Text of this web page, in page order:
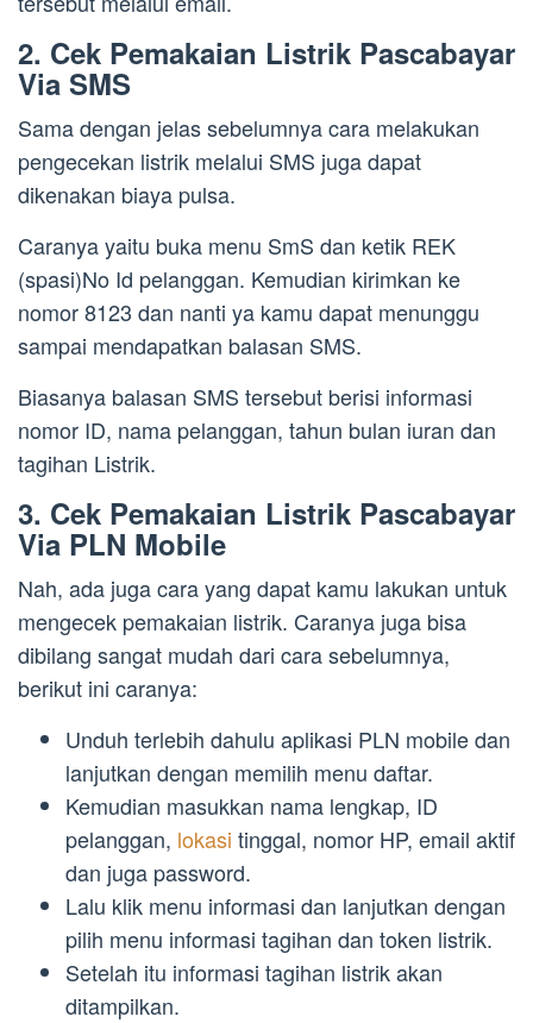
2. Cek Pemakaian Listrik Pascabayar
Via SMS
Sama dengan jelas sebelumnya cara melakukan
pengecekan listrik melalui SMS juga dapat
dikenakan biaya pulsa.
Caranya yaitu buka menu SmS dan ketik REK
(spasi)No Id pelanggan. Kemudian kirimkan ke
nomor 8123 dan nanti ya kamu dapat menunggu
sampai mendapatkan balasan SMS.
Biasanya balasan SMS tersebut berisi informasi
nomor ID, nama pelanggan, tahun bulan iuran dan
tagihan Listrik.
3. Cek Pemakaian Listrik Pascabayar
Via PLN Mobile
Nah, ada juga cara yang dapat kamu lakukan untuk
mengecek pemakaian listrik. Caranya juga bisa
dibilang sangat mudah dari cara sebelumnya,
berikut ini caranya:
Unduh terlebih dahulu aplikasi PLN mobile dan
lanjutkan dengan memilih menu daftar.
Kemudian masukkan nama lengkap, ID
pelanggan, lokasi tinggal, nomor HP, email aktif
dan juga password.
Lalu klik menu informasi dan lanjutkan dengan
pilih menu informasi tagihan dan token listrik.
Setelah itu informasi tagihan listrik akan
ditampilkan.